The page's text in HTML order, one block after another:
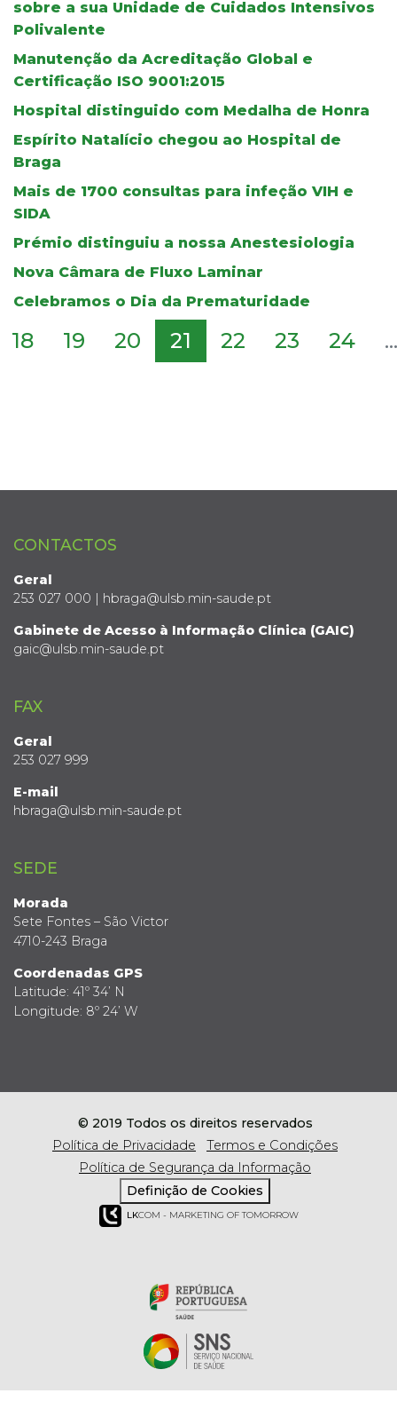
sobre a sua Unidade de Cuidados Intensivos
Polivalente
Manutenção da Acreditação Global e
Certificação ISO 9001:2015
Hospital distinguido com Medalha de Honra
Espírito Natalício chegou ao Hospital de
Braga
Mais de 1700 consultas para infeção VIH e
SIDA
Prémio distinguiu a nossa Anestesiologia
Nova Câmara de Fluxo Laminar
Celebramos o Dia da Prematuridade
18 19 20 21 22 23 24 ...
CONTACTOS
Geral
253 027 000 | hbraga@ulsb.min-saude.pt
Gabinete de Acesso à Informação Clínica (GAIC)
gaic@ulsb.min-saude.pt
FAX
Geral
253 027 999
E-mail
hbraga@ulsb.min-saude.pt
SEDE
Morada
Sete Fontes – São Victor
4710-243 Braga
Coordenadas GPS
Latitude: 41º 34’ N
Longitude: 8º 24’ W
© 2019 Todos os direitos reservados
Política de Privacidade
Termos e Condições
Política de Segurança da Informação
Definição de Cookies
LKCOM - MARKETING OF TOMORROW